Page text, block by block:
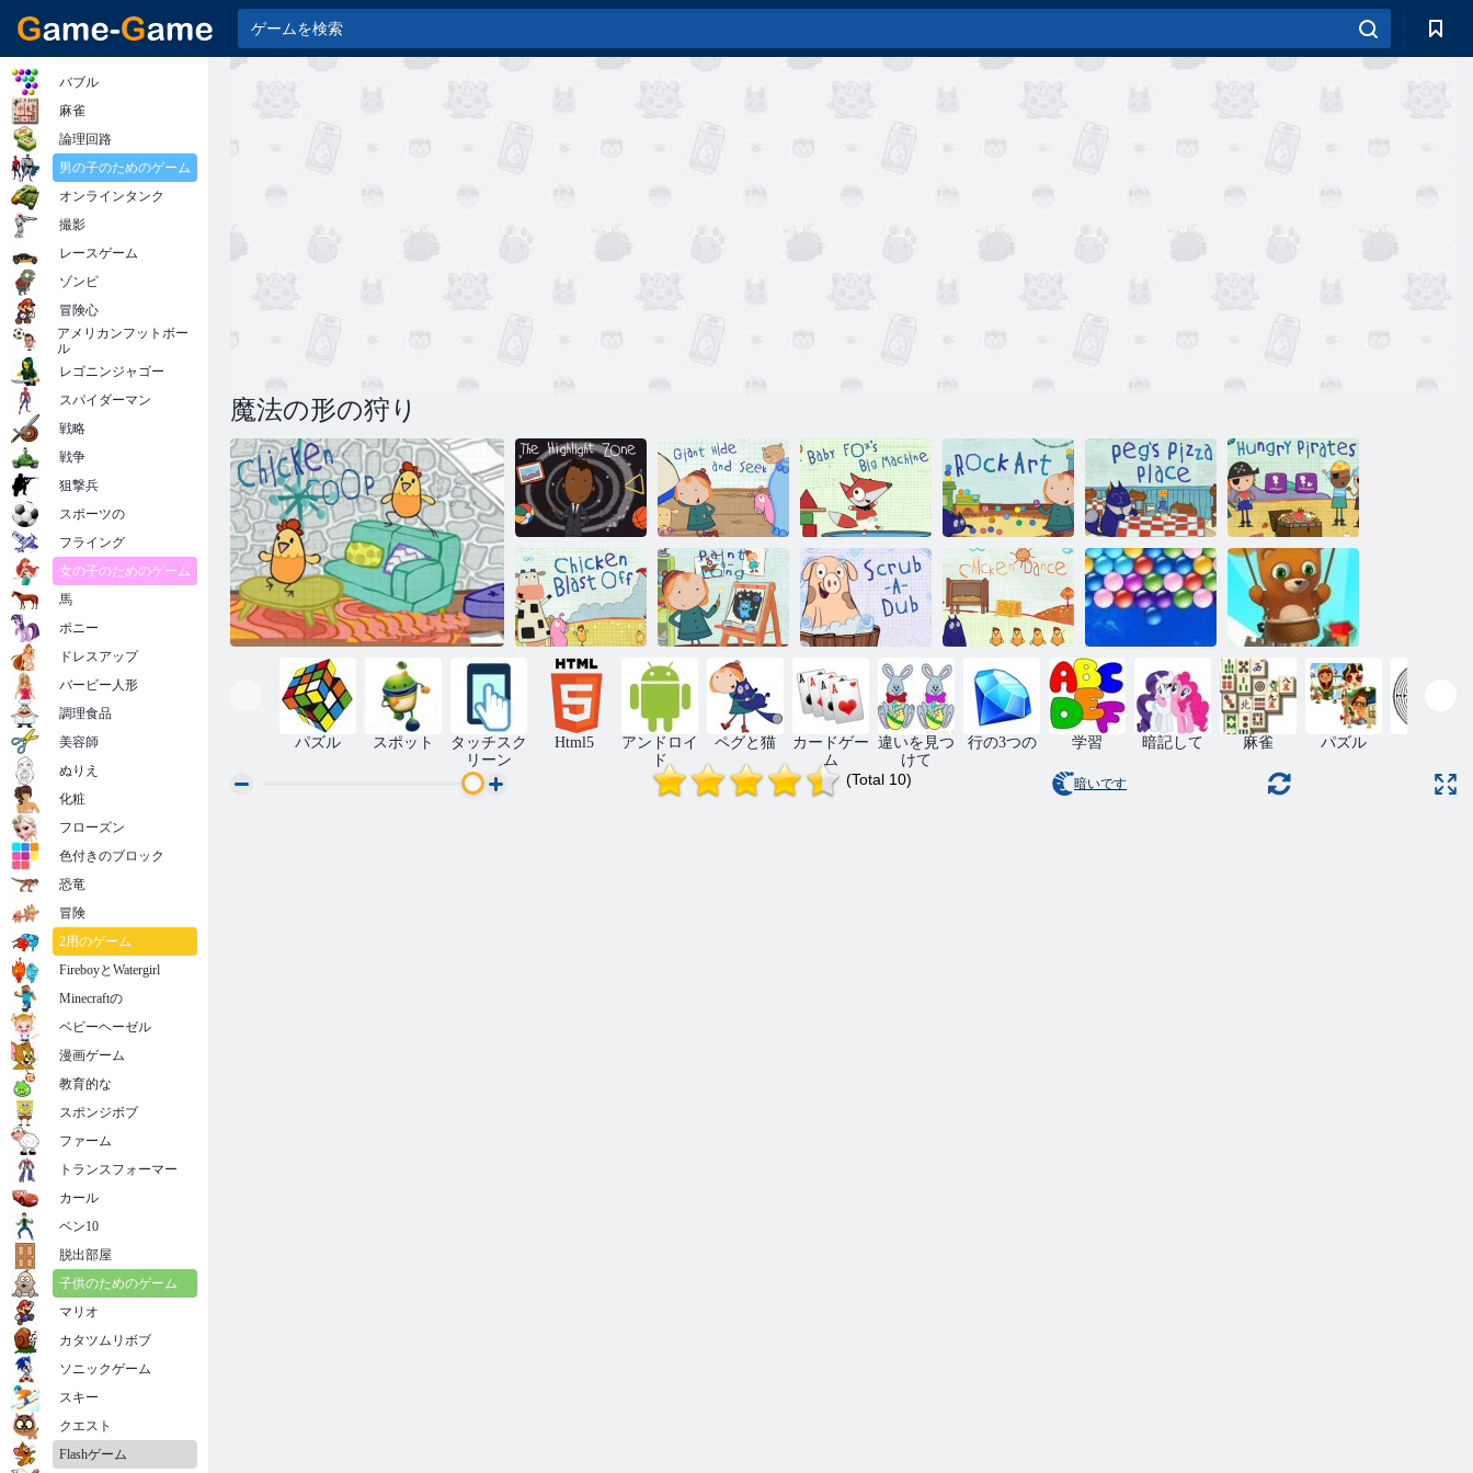
魔法の形の狩り
ハイライトゾ
ーン
ギットヒット
とシーク
ベビーフォッ
クスビッグマ
シン
ロックアート
ペグピザの場
所
ハングリーパ
イレーツ
チキンブラス
トオフ
長いペイント
スクラブ・ダ
チキンダンス ムゲン ば ぶる
永遠のバブル
シューター
パズル スポット
タッチスク
リーン
Html5
アンドロイ
ド
ペグと猫
カードゲー
ム
違いを見つ
けて
行の3つの 学習 暗記して 麻雀 パズル
(Total 10) 暗いです
バブル
麻雀
論理回路
男の子のためのゲーム
オンラインタンク
撮影
レースゲーム
ゾンビ
冒険心
アメリカンフットボー
ル
レゴニンジャゴー
スパイダーマン
戦略
戦争
狙撃兵
スポーツの
フライング
女の子のためのゲーム
馬
ポニー
ドレスアップ
バービー人形
調理食品
美容師
ぬりえ
化粧
フローズン
色付きのブロック
恐竜
冒険
2用のゲーム
FireboyとWatergirl
Minecraftの
ベビーヘーゼル
漫画ゲーム
教育的な
スポンジボブ
ファーム
トランスフォーマー
カール
ベン10
脱出部屋
子供のためのゲーム
マリオ
カタツムリボブ
ソニックゲーム
スキー
クエスト
Flashゲーム